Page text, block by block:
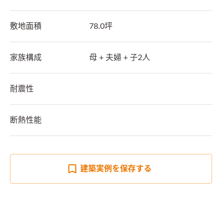
敷地面積 78.0坪
家族構成 母 + 夫婦 + 子2人
耐震性
断熱性能
建築実例を保存する